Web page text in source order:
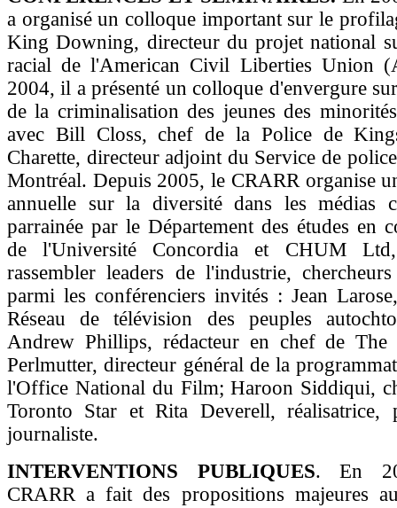
a organisé un colloque important sur le
King Downing, directeur du projet national
racial de l'American Civil Liberties Union
2004, il a présenté un colloque d'envergure
de la criminalisation des jeunes des
avec Bill Closs, chef de la Police de
Charette, directeur adjoint du Service de
Montréal. Depuis 2005, le CRARR organise
annuelle sur la diversité dans les médias
parrainée par le Département des études en
de l'Université Concordia et CHUM
rassembler leaders de l'industrie,
parmi les conférenciers invités : Jean
Réseau de télévision des peuples
Andrew Phillips, rédacteur en chef de The
Perlmutter, directeur général de la
l'Office National du Film; Haroon Siddiqui,
Toronto Star et Rita Deverell, réalisatrice,
journaliste.
INTERVENTIONS PUBLIQUES. En
CRARR a fait des propositions majeures